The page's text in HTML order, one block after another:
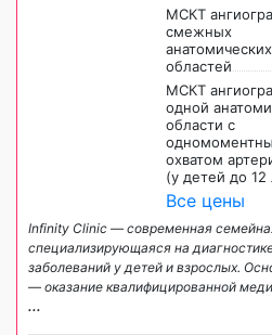
МСКТ
смежных
анатомических
областей
МСКТ
одной
области с
охватом
(у детей до 12
Все цены
Infinity Clinic — современная
специализирующаяся на
заболеваний у детей и взрослых.
— оказание квалифицированной
...